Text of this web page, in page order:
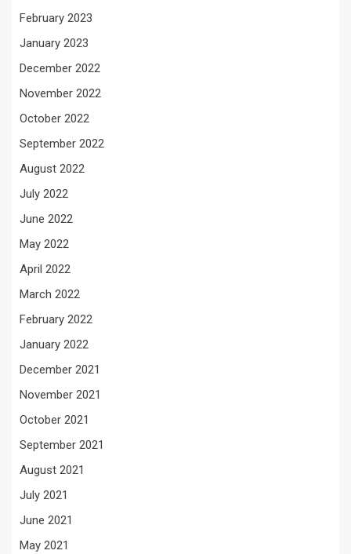
February 2023
January 2023
December 2022
November 2022
October 2022
September 2022
August 2022
July 2022
June 2022
May 2022
April 2022
March 2022
February 2022
January 2022
December 2021
November 2021
October 2021
September 2021
August 2021
July 2021
June 2021
May 2021